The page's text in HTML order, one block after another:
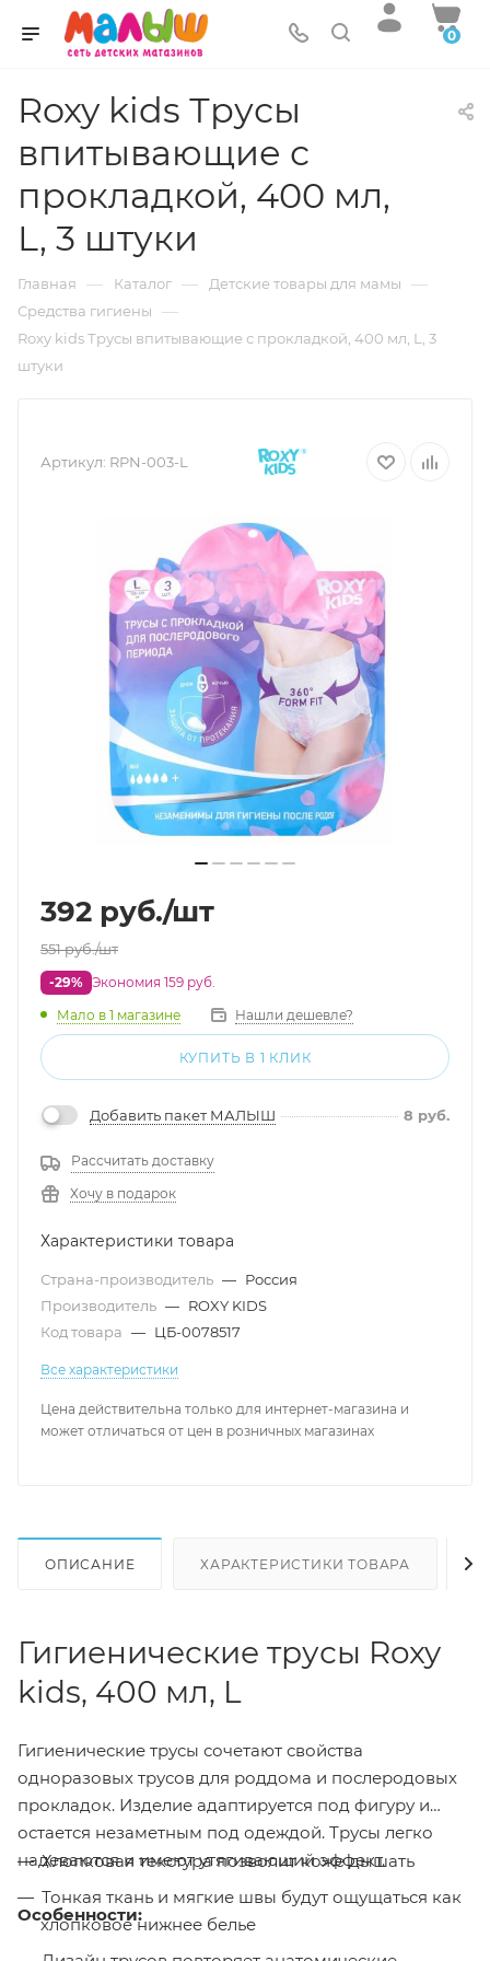
0
Roxy kids Трусы
впитывающие с
прокладкой, 400 мл,
L, 3 штуки
Главная — Каталог — Детские товары для мамы —
Средства гигиены —
Roxy kids Трусы впитывающие с прокладкой, 400 мл, L, 3
штуки
Артикул: RPN-003-L
392 руб./шт
551руб./шт
-29% Экономия 159 руб.
Мало в 1 магазине Нашли дешевле?
КУПИТЬ В 1 КЛИК
Добавить пакет МАЛЫШ 8 руб.
Рассчитать доставку
Хочу в подарок
Характеристики товара
Страна-производитель — Россия
Производитель — ROXY KIDS
Код товара — ЦБ-0078517
Все характеристики
Цена действительна только для интернет-магазина и
может отличаться от цен в розничных магазинах
ОПИСАНИЕ ХАРАКТЕРИСТИКИ ТОВАРА
Гигиенические трусы Roxy
kids, 400 мл, L
Гигиенические трусы сочетают свойства
одноразовых трусов для роддома и послеродовых
прокладок. Изделие адаптируется под фигуру и
остается незаметным под одеждой. Трусы легко
надеваются и имеют утягивающий эффект.
Особенности:
Хлопковая текстура позволит коже дышать
Тонкая ткань и мягкие швы будут ощущаться как
хлопковое нижнее белье